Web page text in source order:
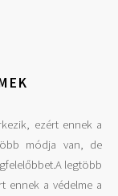
ezért ennek a
módja van, de
legtöbb
ennek a védelme a